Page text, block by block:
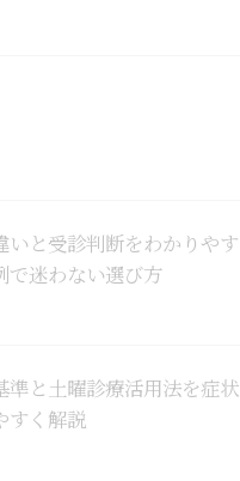
いと受診判断をわかりやす
で迷わない選び方
準と土曜診療活用法を症状
すく解説